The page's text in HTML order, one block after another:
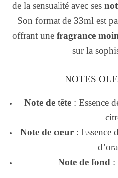
de la sensualité avec ses
Son format de 33ml est
offrant une fragrance
sur la
NOTES
Note de tête: Essence
Note de cœur: Essence
Note de fond :